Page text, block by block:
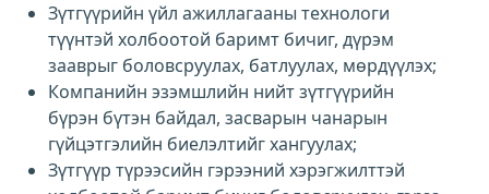
Зүтгүүрийн үйл ажиллагааны технологи
түүнтэй холбоотой баримт бичиг, дүрэм
зааврыг боловсруулах, батлуулах, мөрдүүлэх;
Компанийн эзэмшлийн нийт зүтгүүрийн
бүрэн бүтэн байдал, засварын чанарын
гүйцэтгэлийн биелэлтийг хангуулах;
Зүтгүүр түрээсийн гэрээний хэрэгжилттэй